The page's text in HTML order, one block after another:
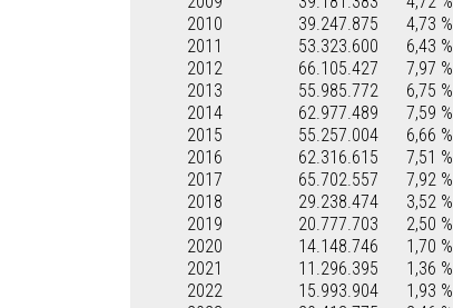
2010
39.247.875 4,73 %
2011
53.323.600 6,43 %
2012
66.105.427 7,97 %
2013
55.985.772 6,75 %
2014
62.977.489 7,59 %
2015
55.257.004 6,66 %
2016
62.316.615 7,51 %
2017
65.702.557 7,92 %
2018
29.238.474 3,52 %
2019
20.777.703 2,50 %
2020
14.148.746 1,70 %
2021
11.296.395 1,36 %
2022
15.993.904 1,93 %